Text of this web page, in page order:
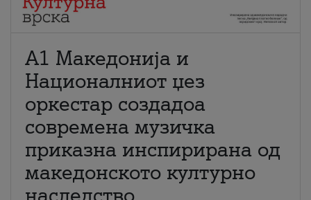
А1 Македонија и
Националниот џез
оркестар создадоа
современа музичка
приказна инспирирана од
македонското културно
наследство